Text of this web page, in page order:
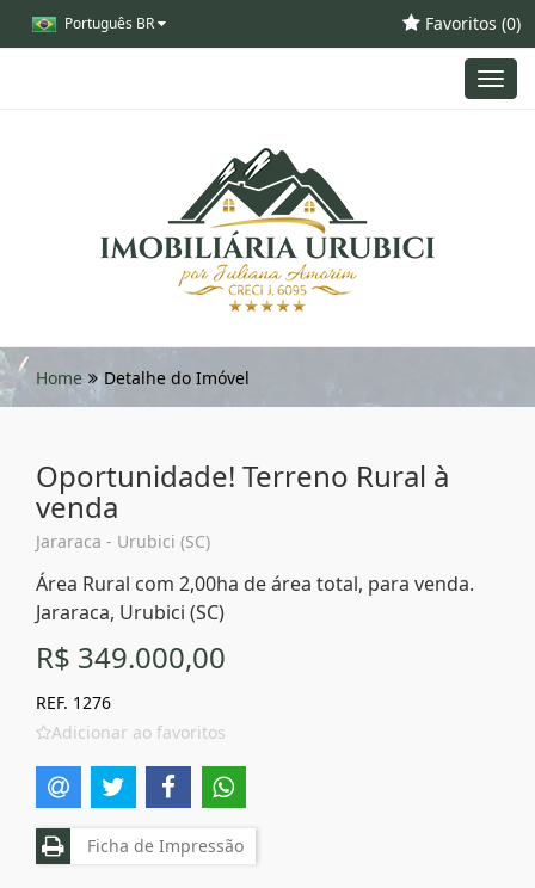
Português BR Favoritos (0)
Home Detalhe do Imóvel
Oportunidade! Terreno Rural à
venda
Jararaca - Urubici (SC)
Área Rural com 2,00ha de área total, para venda.
Jararaca, Urubici (SC)
R$ 349.000,00
REF. 1276
Adicionar ao favoritos
Ficha de Impressão